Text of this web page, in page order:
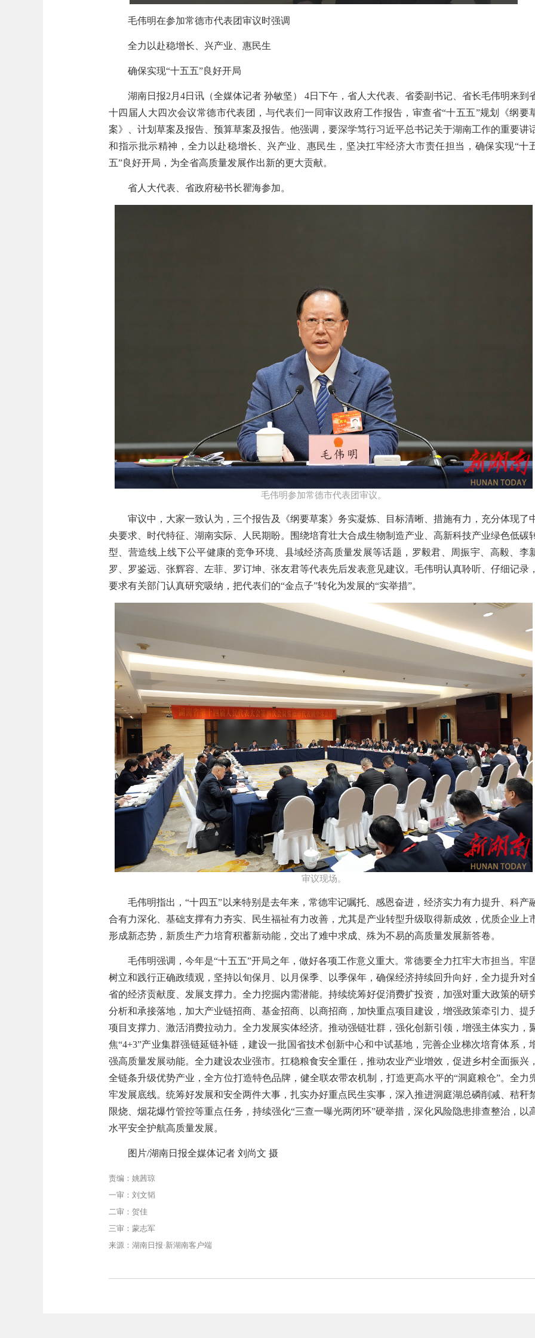
毛伟明在参加常德市代表团审议时强调
全力以赴稳增长、兴产业、惠民生
确保实现“十五五”良好开局
湖南日 报2 月 4日讯 （全媒体记者 孙敏坚） 4日 下午， 省人大代表、 省委副书记、省长毛伟明来到
十四 届人大 四 次会议常德市代表团 ， 与代表们一同审议政府工作报告，审查省“十五五”规划《纲要
案》、计划草案及报告、预算草案及报告。他强调 ，要深学笃行习近平总书记关于湖南工作的重要讲
和指示批示精神 ， 全力以赴稳增长、兴产业、惠民生，坚决扛牢经济大市责任担当，确保实现“十
五”良好开局， 为全省高质量发展作出新的更大贡献。
省人大代表、 省政府秘书长瞿海参加。
毛伟明参加常德市代表团审议。​
审议中，大家一致认为，三个报告及《纲要草案》务实凝炼、目标清晰、措施有力，充分体现了
央要求、时代特征、湖南实际、人民期盼。围绕培育壮大合成生物制造产业、高新科技产业绿色低碳
型、营造线上线下公平健康的竞争环境、县域经济高质量发展等话题， 罗毅君、周振宇、高毅、李
罗、罗鉴远、张辉容、左菲、罗订坤、张友君等代表先后发表意见建议。 毛伟明认真聆听、仔细记录
要求有关部门认真研究吸纳，把代表们的“金点子”转化为发展的“实举措”。
审议现场。​
毛伟明指出 ，“十四五” 以来特别是去年来， 常德牢记嘱托 、感恩奋进， 经济实力有力提升、科产
合有力深化、基础支撑有力夯实、民生福祉有力改善，尤其是产业转型升级取得新成效，优质企业上
形成新态势，新质生产力培育积蓄新动能 ， 交出了难中求成、殊为不易的高质量发展新答卷。
毛伟明强调，今年是“十五五”开局之年，做好各项工作意义重大。常德要全力扛牢大市担当 。 牢
树立和践行正确政绩观， 坚持以旬保月、以月保季、以季保年，确保经济持续回升向好，全力提升对
省的经济贡献度、发展支撑力。 全力挖掘内需潜能。 持续统筹好促消费扩投资， 加强对重大政策的研
分析和承接落地，加大产业链招商、基金招商、以商招商，加快重点项目建设，增强政策牵引力、提
项目支撑力、激活消费拉动力。 全力发展实体经济。 推动强链壮群 ，强化创新引领，增强主体实力，
焦“4+3”产业集群强链延链补链，建设一批国省技术创新中心和中试基地，完善企业梯次培育体系 ，
强高质量发展动能。 全力建设农业强市。 扛稳粮食安全重任，推动农业产业增效，促进乡村全面振兴
全链条升级优势产业，全方位打造特色品牌， 健全联农带农机制，打造更高水平的“洞庭粮仓”。 全力
牢发展底线。 统筹好发展和安全两件大事，扎实办好重点民生实事， 深入推进洞庭湖总磷削减、秸秆
限烧、烟花爆竹管控等重点任务 ，持续强化“三查一曝光两闭环”硬举措，深化风险隐患排查整治，以
水平安全护航高质量发展。
图片/湖南日报全媒体记者 刘尚文 摄
责编：姚茜琼
一审：刘文韬
二审：贺佳
三审：蒙志军
来源：湖南日报·新湖南客户端